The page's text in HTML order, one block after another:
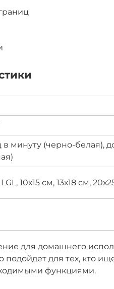
в минуту (черно-белая),
10х15 см, 13х18 см,
для домашнего
для тех, кто
функциями.